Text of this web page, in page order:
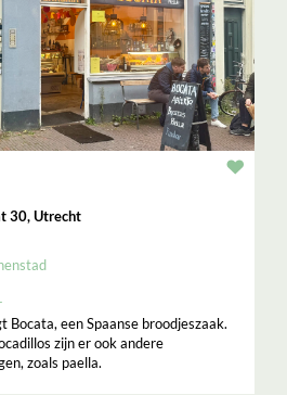
30, Utrecht
Bocata, een Spaanse broodjeszaak.
zijn er ook andere
zoals paella.